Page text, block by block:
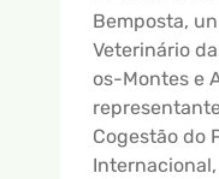
Bemposta,
Veterinário
os-Montes e
Cogestão do